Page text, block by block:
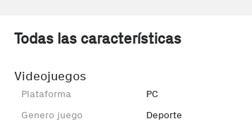
Todas las características
Videojuegos
Plataforma
PC
Genero juego
Deporte